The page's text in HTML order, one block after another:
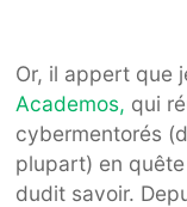
Or, il appert que
Academos, qui
cybermentorés
plupart) en
dudit savoir.